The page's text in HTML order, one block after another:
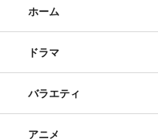
ホーム
ドラマ
バラエティ
アニメ